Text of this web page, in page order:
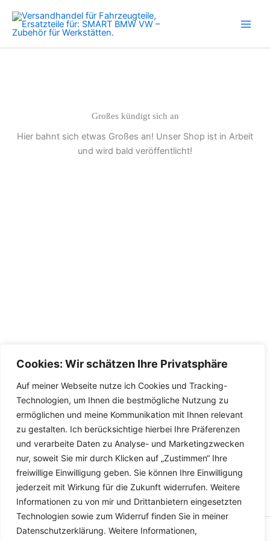
Cookies: Wir schätzen Ihre Privatsphäre
Auf meiner Webseite nutze ich Cookies und Tracking-
Technologien, um Ihnen die bestmögliche Nutzung zu
ermöglichen und meine Kommunikation mit Ihnen relevant
zu gestalten. Ich berücksichtige hierbei Ihre Präferenzen
und verarbeite Daten zu Analyse- und Marketingzwecken
nur, soweit Sie mir durch Klicken auf „Zustimmen“ Ihre
freiwillige Einwilligung geben. Sie können Ihre Einwilligung
jederzeit mit Wirkung für die Zukunft widerrufen. Weitere
Informationen zu von mir und Drittanbietern eingesetzten
Technologien sowie zum Widerruf finden Sie in meiner
Datenschutzerklärung. Weitere Informationen,
Inhalt
springen
Großes kündigt sich an
Hier bahnt sich etwas Großes an! Unser Shop ist in Arbeit
und wird bald veröffentlicht!
Copyright © 2026 Versandhandel für Fahrzeugteile, Ersatzteile
N57
B57
1er
3er
7
X1